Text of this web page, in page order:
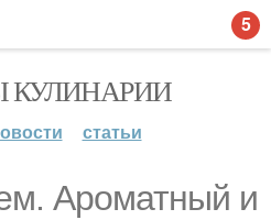
КУЛИНАРИИ
статьи
Ароматный и
5